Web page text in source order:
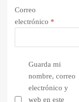
Correo
electrónico *
Guarda mi
nombre, correo
electrónico y
web en este